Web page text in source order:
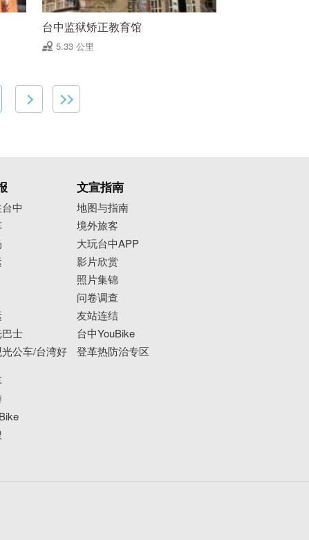
台中监狱矫正教育馆
5.33 公里
中
士
公车/台湾好
文宣指南
地图与指南
境外旅客
大玩台中APP
影片欣赏
照片集锦
问卷调查
友站连结
台中YouBike
登革热防治专区